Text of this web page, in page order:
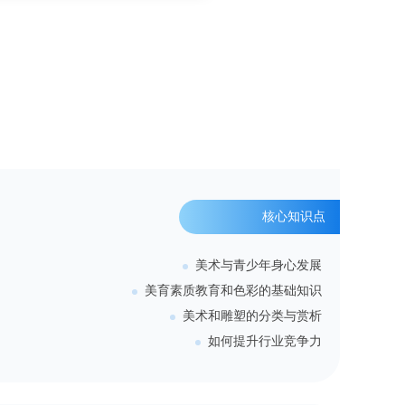
核心知识点
美术与青少年身心发展
美育素质教育和色彩的基础知识
美术和雕塑的分类与赏析
如何提升行业竞争力